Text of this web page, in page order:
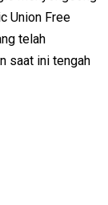
Union Free
telah
saat ini tengah